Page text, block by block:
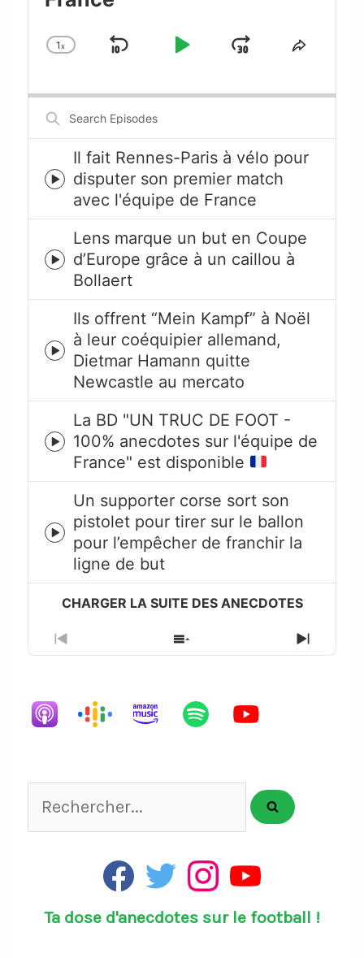
Change
1x
Skip
Play
JumpShare
Search
Episodes
Episode
play
icon
Il fait Rennes-Paris à vélo pour
disputer son premier match
avec l'équipe de France
Episode
play
icon
Lens marque un but en Coupe
d’Europe grâce à un caillou à
Bollaert
Episode
play
icon
Ils offrent “Mein Kampf” à Noël
à leur coéquipier allemand,
Dietmar Hamann quitte
Newcastle au mercato
Episode
play
icon
La BD "UN TRUC DE FOOT -
100% anecdotes sur l'équipe de
France" est disponible
Episode
play
icon
Un supporter corse sort son
pistolet pour tirer sur le ballon
pour l’empêcher de franchir la
ligne de but
Previous
Episode
Show
Episodes
Next
Episode
Rechercher...
F
a
e
w
t
I
n
t
Y
T
Ta dose d'anecdotes sur le football !